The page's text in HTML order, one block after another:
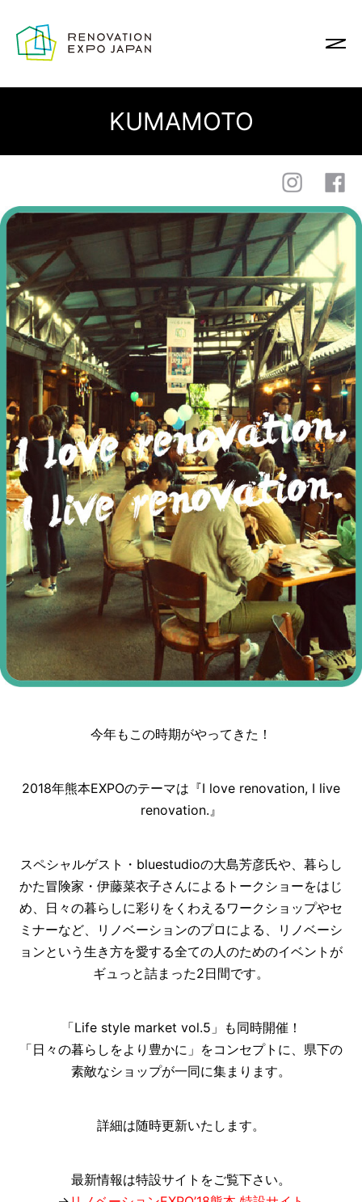
KUMAMOTO
今年もこの時期がやってきた！
2018年熊本EXPOのテーマは『I love renovation, I live
renovation.』
スペシャルゲスト・bluestudioの大島芳彦氏や、暮らし
かた冒険家・伊藤菜衣子さんによるトークショーをはじ
め、日々の暮らしに彩りをくわえるワークショップやセ
ミナーなど、リノベーションのプロによる、リノベーシ
ョンという生き方を愛する全ての人のためのイベントが
ギュっと詰まった2日間です。
「Life style market vol.5」も同時開催！
「日々の暮らしをより豊かに」をコンセプトに、県下の
素敵なショップが一同に集まります。
詳細は随時更新いたします。
最新情報は特設サイトをご覧下さい。